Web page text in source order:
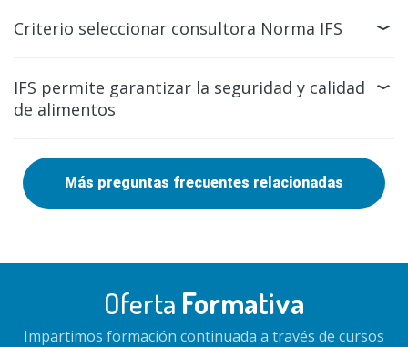
Criterio seleccionar consultora Norma IFS
IFS permite garantizar la seguridad y calidad
de alimentos
Más preguntas frecuentes relacionadas
Oferta Formativa
Impartimos formación continuada a través de cursos